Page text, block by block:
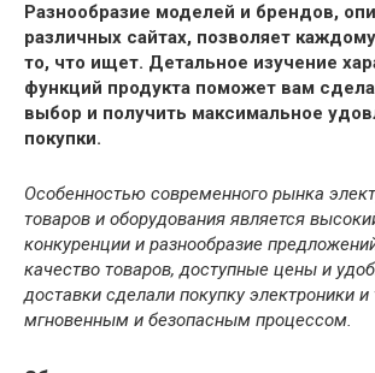
Разнообразие моделей и брендов,
различных сайтах, позволяет
то, что ищет. Детальное изучение
функций продукта поможет вам
выбор и получить максимальное
покупки.
Особенностью современного рынка
товаров и оборудования является
конкуренции и разнообразие
качество товаров, доступные цены и
доставки сделали покупку электроники и
мгновенным и безопасным процессом.